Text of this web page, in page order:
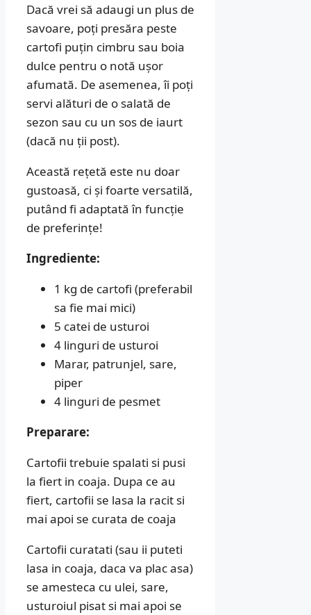
Dacă vrei să adaugi un plus de
savoare, poți presăra peste
cartofi puțin cimbru sau boia
dulce pentru o notă ușor
afumată. De asemenea, îi poți
servi alături de o salată de
sezon sau cu un sos de iaurt
(dacă nu ții post).
Această rețetă este nu doar
gustoasă, ci și foarte versatilă,
putând fi adaptată în funcție
de preferințe!
Ingrediente:
1 kg de cartofi (preferabil
sa fie mai mici)
5 catei de usturoi
4 linguri de usturoi
Marar, patrunjel, sare,
piper
4 linguri de pesmet
Preparare:
Cartofii trebuie spalati si pusi
la fiert in coaja. Dupa ce au
fiert, cartofii se lasa la racit si
mai apoi se curata de coaja
Cartofii curatati (sau ii puteti
lasa in coaja, daca va plac asa)
se amesteca cu ulei, sare,
usturoiul pisat si mai apoi se